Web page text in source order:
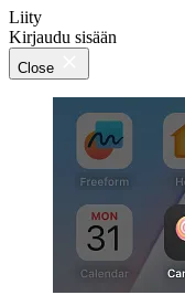
Liity
Kirjaudu sisään
Close